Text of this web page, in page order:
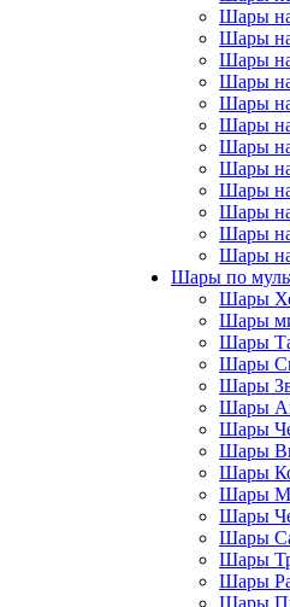
Шары на
Шары на
Шары на
Шары
Шары
Шары
Шары
Шары
Шары
Шары
Шары
Шары на
Шары по
Шары
Шары
Шары
Шары
Шары
Шары
Шары
Шары
Шары
Шары
Шары
Шары
Шары
Шары
Шары